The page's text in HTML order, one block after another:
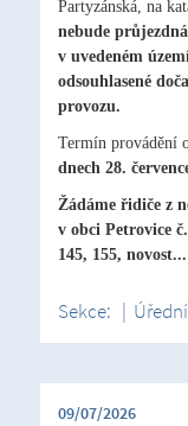
Partyzánská, na
nebude
v uvedeném
odsouhlasené
provozu.
Termín provádění
dnech 28.
Žádáme řidiče z
v obci Petrovice
145, 155, novost...
Sekce: |
09/07/2026